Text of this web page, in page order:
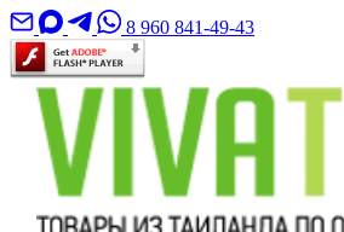
8 960 841-49-43